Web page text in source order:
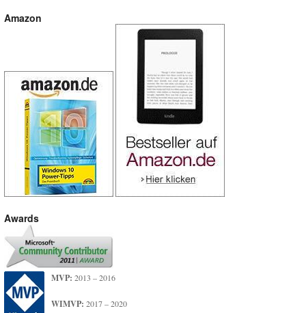
Amazon
Awards
MVP: 2013 – 2016
WIMVP: 2017 – 2020